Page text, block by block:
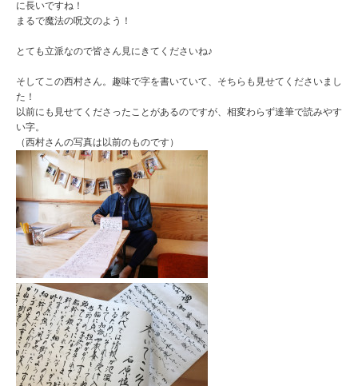
に長いですね！
まるで魔法の呪文のよう！
とても立派なので皆さん見にきてくださいね♪
そしてこの西村さん。趣味で字を書いていて、そちらも見せてくださいまし
た！
以前にも見せてくださったことがあるのですが、相変わらず達筆で読みやす
い字。
（西村さんの写真は以前のものです）